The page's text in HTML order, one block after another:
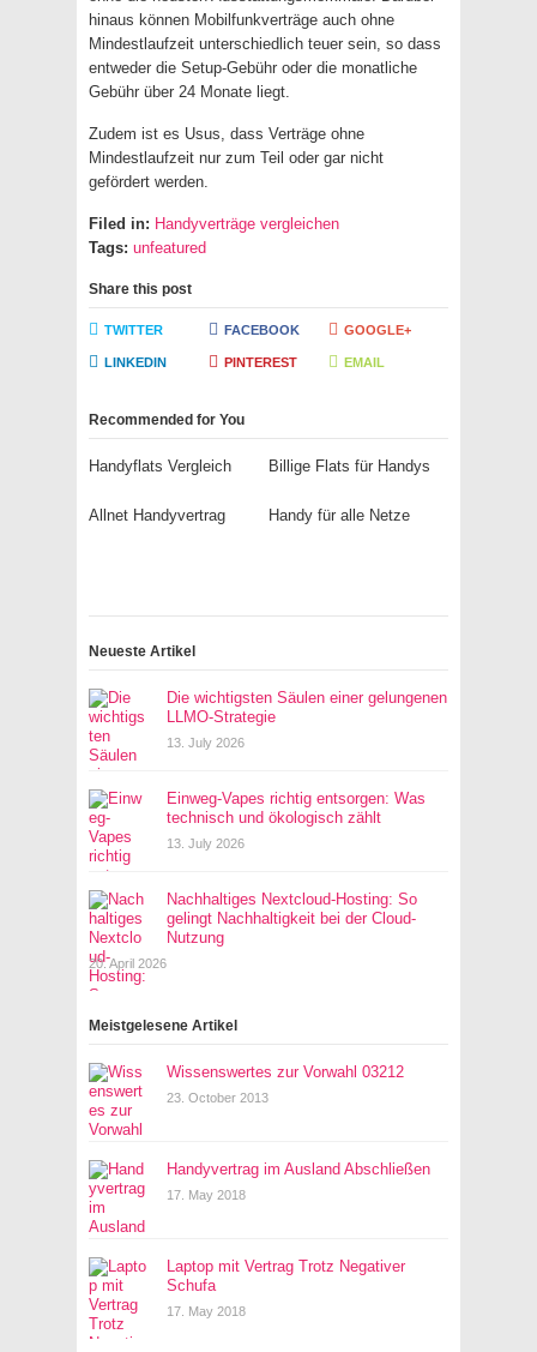
hinaus können Mobilfunkverträge auch ohne
Mindestlaufzeit unterschiedlich teuer sein, so dass
entweder die Setup-Gebühr oder die monatliche
Gebühr über 24 Monate liegt.
Zudem ist es Usus, dass Verträge ohne
Mindestlaufzeit nur zum Teil oder gar nicht
gefördert werden.
Filed in: Handyverträge vergleichen
Tags: unfeatured
Share this post
TWITTER FACEBOOK GOOGLE+
LINKEDIN PINTEREST EMAIL
Recommended for You
Handyflats Vergleich Billige Flats für Handys
Allnet Handyvertrag Handy für alle Netze
Neueste Artikel
Die wichtigsten Säulen einer gelungenen
LLMO-Strategie
13. July 2026
Einweg-Vapes richtig entsorgen: Was
technisch und ökologisch zählt
13. July 2026
Nachhaltiges Nextcloud-Hosting: So
gelingt Nachhaltigkeit bei der Cloud-
Nutzung
20. April 2026
Meistgelesene Artikel
Wissenswertes zur Vorwahl 03212
23. October 2013
Handyvertrag im Ausland Abschließen
17. May 2018
Laptop mit Vertrag Trotz Negativer
Schufa
17. May 2018